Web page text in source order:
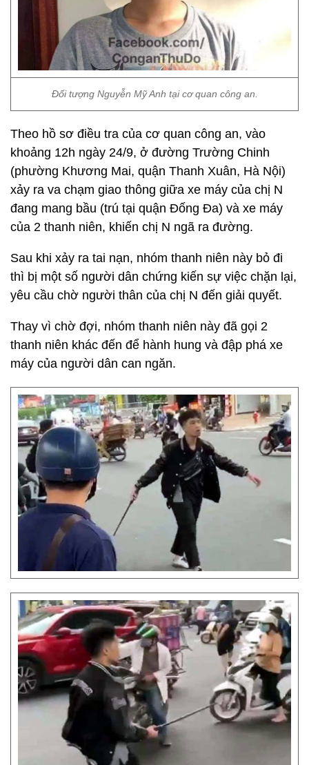
Đối tượng Nguyễn Mỹ Anh tại cơ quan công an.
Theo hồ sơ điều tra của cơ quan công an, vào
khoảng 12h ngày 24/9, ở đường Trường Chinh
(phường Khương Mai, quận Thanh Xuân, Hà Nội)
xảy ra va chạm giao thông giữa xe máy của chị N
đang mang bầu (trú tại quận Đống Đa) và xe máy
của 2 thanh niên, khiến chị N ngã ra đường.
Sau khi xảy ra tai nạn, nhóm thanh niên này bỏ đi
thì bị một số người dân chứng kiến sự việc chặn lại,
yêu cầu chờ người thân của chị N đến giải quyết.
Thay vì chờ đợi, nhóm thanh niên này đã gọi 2
thanh niên khác đến để hành hung và đập phá xe
máy của người dân can ngăn.